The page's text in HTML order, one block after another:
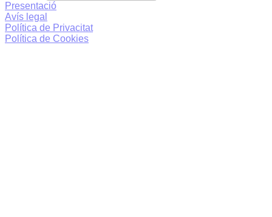
Presentació
Avís legal
Política de Privacitat
Política de Cookies